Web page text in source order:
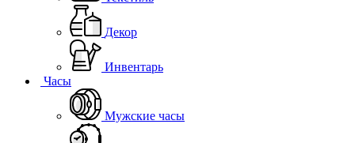
Декор
Инвентарь
Часы
Мужские часы